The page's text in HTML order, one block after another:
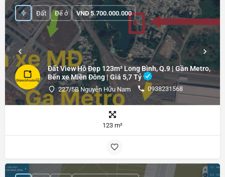
Đất View Hồ Đẹp 123m² Long Bình, Q.9 | Gần Metro,
Bến xe Miền Đông | Giá 5,7 Tỷ
227/5B Nguyễn Hữu Nam 0938231568
Đất Để ở VND5.700.000.000
123 m²